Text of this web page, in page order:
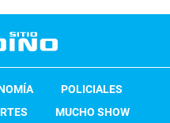
POLICIALES
MUCHO SHOW